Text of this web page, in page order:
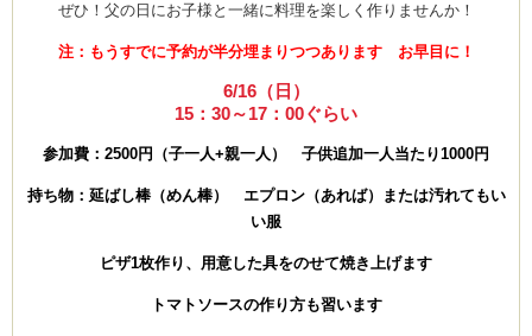
ぜひ！父の日にお子様と一緒に料理を楽しく作りませんか！
注：もうすでに予約が半分埋まりつつあります お早目に！
6/16（日）
15：30～17：00ぐらい
参加費：2500円（子一人+親一人） 子供追加一人当たり1000円
持ち物：延ばし棒（めん棒） エプロン（あれば）または汚れてもい
い服
ピザ1枚作り、用意した具をのせて焼き上げます
トマトソースの作り方も習います